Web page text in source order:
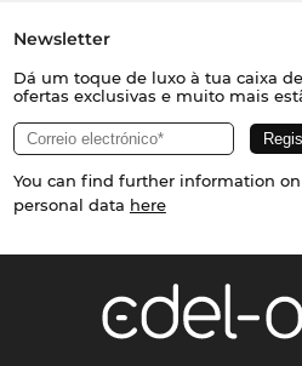
Newsletter
Dá um toque de luxo à tua caixa
ofertas exclusivas e muito mais
You can find further information
personal data here